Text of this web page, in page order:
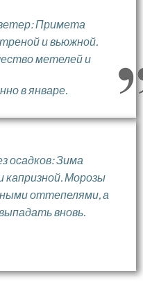
Примета
и вьюжной.
метелей и
в январе.
осадков: Зима
капризной. Морозы
оттепелями, а
вновь.